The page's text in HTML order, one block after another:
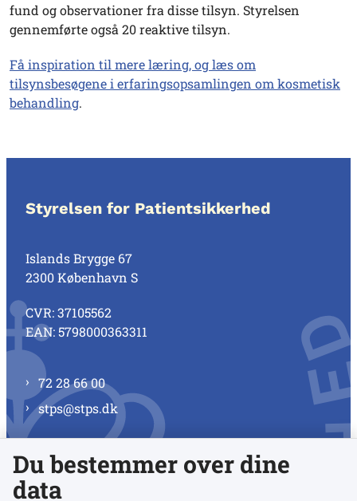
fund og observationer fra disse tilsyn. Styrelsen
gennemførte også 20 reaktive tilsyn.
Få inspiration til mere læring, og læs om
tilsynsbesøgene i erfaringsopsamlingen om kosmetisk
behandling.
Styrelsen for Patientsikkerhed
Islands Brygge 67
2300 København S
CVR: 37105562
EAN: 5798000363311
72 28 66 00
stps@stps.dk
Se alle kontaktnumre
Du bestemmer over dine
data